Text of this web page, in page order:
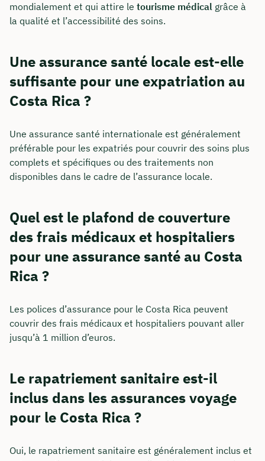
mondialement et qui attire le tourisme médical grâce à
la qualité et l’accessibilité des soins.
Une assurance santé locale est-elle
suffisante pour une expatriation au
Costa Rica ?
Une assurance santé internationale est généralement
préférable pour les expatriés pour couvrir des soins plus
complets et spécifiques ou des traitements non
disponibles dans le cadre de l’assurance locale.
Quel est le plafond de couverture
des frais médicaux et hospitaliers
pour une assurance santé au Costa
Rica ?
Les polices d’assurance pour le Costa Rica peuvent
couvrir des frais médicaux et hospitaliers pouvant aller
jusqu’à 1 million d’euros.
Le rapatriement sanitaire est-il
inclus dans les assurances voyage
pour le Costa Rica ?
Oui, le rapatriement sanitaire est généralement inclus et